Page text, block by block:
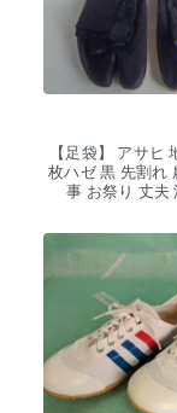
【足袋】 アサヒ
枚ハゼ 黒 先割れ
事 お祭り 丈夫